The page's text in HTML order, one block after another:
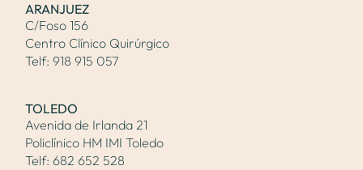
ARANJUEZ
C/Foso 156
Centro Clínico Quirúrgico
Telf:918 915 057
TOLEDO
Avenida de Irlanda 21
Policlínico HM IMI Toledo
Telf:682 652 528